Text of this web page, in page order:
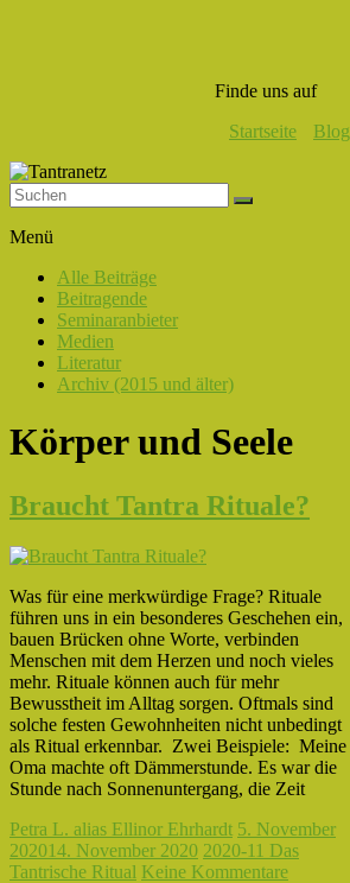
Finde uns auf
Startseite
Blog
Liebe,
Eros
Tantra
Menü
Alle Beiträge
Beitragende
Seminaranbieter
Medien
Literatur
Archiv (2015 und älter)
Körper und Seele
Braucht Tantra Rituale?
Was für eine merkwürdige Frage? Rituale
führen uns in ein besonderes Geschehen ein,
bauen Brücken ohne Worte, verbinden
Menschen mit dem Herzen und noch vieles
mehr. Rituale können auch für mehr
Bewusstheit im Alltag sorgen. Oftmals sind
solche festen Gewohnheiten nicht unbedingt
als Ritual erkennbar. Zwei Beispiele: Meine
Oma machte oft Dämmerstunde. Es war die
Stunde nach Sonnenuntergang, die Zeit
Petra L. alias Ellinor Ehrhardt 5. November
202014. November 2020 2020-11 Das
Tantrische Ritual Keine Kommentare